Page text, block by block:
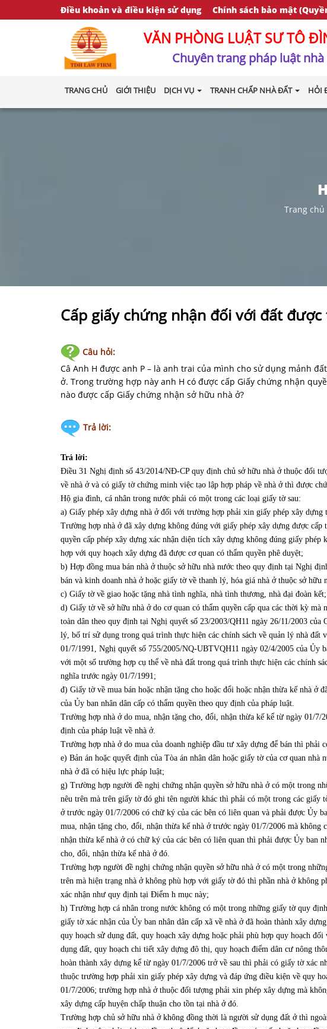
Điều khoản và điều kiện sử dụng Chính sách bảo mật
VĂN PHÒNG LUẬT SƯ TÔ
Chuyên trang pháp luật
TRANG CHỦ GIỚI THIỆU DỊCH VỤ TRANH CHẤP NHÀ ĐẤT HỎI
Trang chủ
Cấp giấy chứng nhận đối với đất được
Câu hỏi:
Câ Anh H được anh P – là anh trai của mình cho sử dụng mảnh
ở. Trong trường hợp này anh H có được cấp Giấy chứng nhận
nào được cấp Giấy chứng nhận sở hữu nhà ở?
Trả lời:
Trả lời:
Điều 31 Nghị định số 43/2014/NĐ-CP quy định chủ sở hữu nhà ở thuộc đối
về nhà ở và có giấy tờ chứng minh việc tạo lập hợp pháp về nhà ở thì được
Hộ gia đình, cá nhân trong nước phải có một trong các loại giấy tờ sau:
a) Giấy phép xây dựng nhà ở đối với trường hợp phải xin giấy phép xây dựng
Trường hợp nhà ở đã xây dựng không đúng với giấy phép xây dựng được cấp
quyền cấp phép xây dựng xác nhận diện tích xây dựng không đúng giấy phép
hợp với quy hoạch xây dựng đã được cơ quan có thẩm quyền phê duyệt;
b) Hợp đồng mua bán nhà ở thuộc sở hữu nhà nước theo quy định tại Nghị
bán và kinh doanh nhà ở hoặc giấy tờ về thanh lý, hóa giá nhà ở thuộc sở
c) Giấy tờ về giao hoặc tặng nhà tình nghĩa, nhà tình thương, nhà đại đoàn kết;
d) Giấy tờ về sở hữu nhà ở do cơ quan có thẩm quyền cấp qua các thời kỳ
toàn dân theo quy định tại Nghị quyết số 23/2003/QH11 ngày 26/11/2003
lý, bố trí sử dụng trong quá trình thực hiện các chính sách về quản lý nhà đất
01/7/1991, Nghị quyết số 755/2005/NQ-UBTVQH11 ngày 02/4/2005 của Ủy
với một số trường hợp cụ thể về nhà đất trong quá trình thực hiện các chính
nghĩa trước ngày 01/7/1991;
đ) Giấy tờ về mua bán hoặc nhận tặng cho hoặc đổi hoặc nhận thừa kế nhà ở
của Ủy ban nhân dân cấp có thẩm quyền theo quy định của pháp luật.
Trường hợp nhà ở do mua, nhận tặng cho, đổi, nhận thừa kế kể từ ngày 01/7/
định của pháp luật về nhà ở.
Trường hợp nhà ở do mua của doanh nghiệp đầu tư xây dựng để bán thì phải
e) Bản án hoặc quyết định của Tòa án nhân dân hoặc giấy tờ của cơ quan
nhà ở đã có hiệu lực pháp luật;
g) Trường hợp người đề nghị chứng nhận quyền sở hữu nhà ở có một trong
nêu trên mà trên giấy tờ đó ghi tên người khác thì phải có một trong các giấy
ở trước ngày 01/7/2006 có chữ ký của các bên có liên quan và phải được Ủy
mua, nhận tặng cho, đổi, nhận thừa kế nhà ở trước ngày 01/7/2006 mà không
nhận thừa kế nhà ở có chữ ký của các bên có liên quan thì phải được Ủy ban
cho, đổi, nhận thừa kế nhà ở đó.
Trường hợp người đề nghị chứng nhận quyền sở hữu nhà ở có một trong
trên mà hiện trạng nhà ở không phù hợp với giấy tờ đó thì phần nhà ở không
xác nhận như quy định tại Điểm h mục này;
h) Trường hợp cá nhân trong nước không có một trong những giấy tờ quy
giấy tờ xác nhận của Ủy ban nhân dân cấp xã về nhà ở đã hoàn thành xây
quy hoạch sử dụng đất, quy hoạch xây dựng hoặc phải phù hợp quy hoạch
dụng đất, quy hoạch chi tiết xây dựng đô thị, quy hoạch điểm dân cư nông
hoàn thành xây dựng kể từ ngày 01/7/2006 trở về sau thì phải có giấy tờ xác
thuộc trường hợp phải xin giấy phép xây dựng và đáp ứng điều kiện về quy
01/7/2006; trường hợp nhà ở thuộc đối tượng phải xin phép xây dựng mà
xây dựng cấp huyện chấp thuận cho tồn tại nhà ở đó.
Trường hợp chủ sở hữu nhà ở không đồng thời là người sử dụng đất ở thì